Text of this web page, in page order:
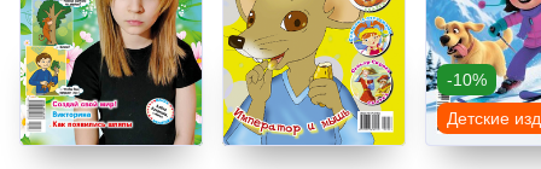
-10%
Детские